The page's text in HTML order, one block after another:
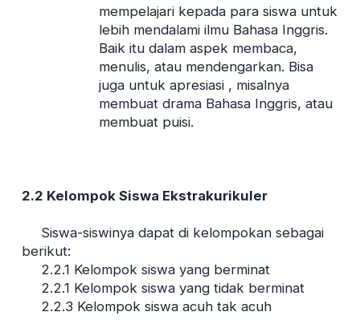
mempelajari kepada para siswa untuk
lebih mendalami ilmu Bahasa Inggris.
Baik itu dalam aspek membaca,
menulis, atau mendengarkan. Bisa
juga untuk apresiasi , misalnya
membuat drama Bahasa Inggris, atau
membuat puisi.
2.2 Kelompok Siswa Ekstrakurikuler
Siswa-siswinya dapat di kelompokan sebagai
berikut:
2.2.1 Kelompok siswa yang berminat
2.2.1 Kelompok siswa yang tidak berminat
2.2.3 Kelompok siswa acuh tak acuh